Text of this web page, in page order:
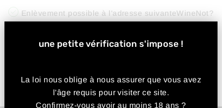
Enlèvement possible à l'adresse suivanteWineNot?
Morzine
Habituellement prête en 24 heures
une petite vérification s'impose !
La loi nous oblige à nous assurer que vous avez
l'âge requis pour visiter ce site.
Confirmez-vous avoir au moins 18 ans ?